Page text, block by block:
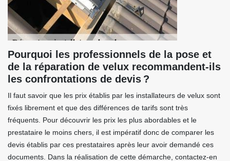
Pourquoi les professionnels de la pose et
de la réparation de velux recommandent-ils
les confrontations de devis ?
Il faut savoir que les prix établis par les installateurs de velux sont
fixés librement et que des différences de tarifs sont très
fréquents. Pour découvrir les prix les plus abordables et le
prestataire le moins chers, il est impératif donc de comparer les
devis établis par ces prestataires après leur avoir demandé ces
documents. Dans la réalisation de cette démarche, contactez-en